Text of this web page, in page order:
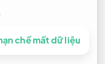
chế mất dữ liệu